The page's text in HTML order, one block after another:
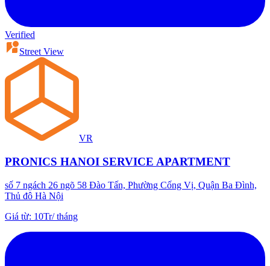
Verified
Street View
VR
PRONICS HANOI SERVICE APARTMENT
số 7 ngách 26 ngõ 58 Đào Tấn, Phường Cống Vị, Quận Ba Đình,
Thủ đô Hà Nội
Giá từ: 10Tr/tháng